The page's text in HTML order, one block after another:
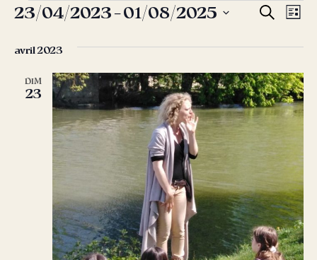
et
de
vues
Recherche
Liste
23/04/2023 - 01/08/2025
date.
avril 2023
DIM
23